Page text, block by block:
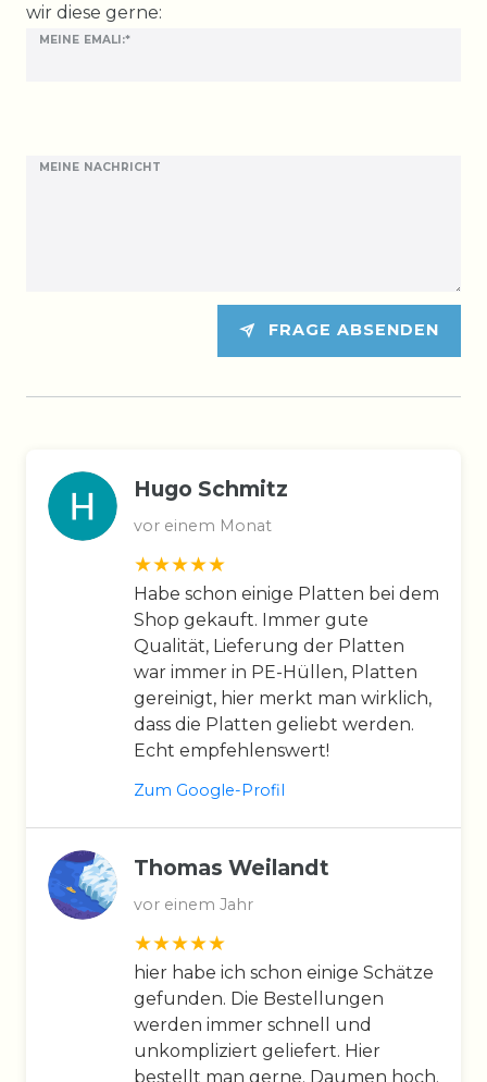
wir diese gerne:
MEINE EMALI:*
MEINE NACHRICHT
FRAGE ABSENDEN
Hugo Schmitz
vor einem Monat
Habe schon einige Platten bei dem
Shop gekauft. Immer gute
Qualität, Lieferung der Platten
war immer in PE-Hüllen, Platten
gereinigt, hier merkt man wirklich,
dass die Platten geliebt werden.
Echt empfehlenswert!
Zum Google-Profil
Thomas Weilandt
vor einem Jahr
hier habe ich schon einige Schätze
gefunden. Die Bestellungen
werden immer schnell und
unkompliziert geliefert. Hier
bestellt man gerne. Daumen hoch.